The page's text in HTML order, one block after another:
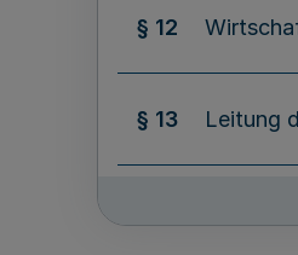
§ 12
§ 13 Leitung